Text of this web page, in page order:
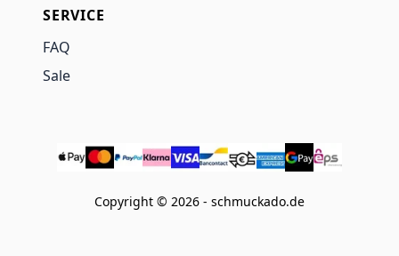
SERVICE
FAQ
Sale
Copyright © 2026 - schmuckado.de